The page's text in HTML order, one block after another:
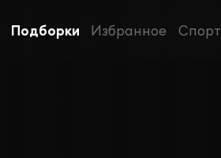
Подборки Избранное Спорт